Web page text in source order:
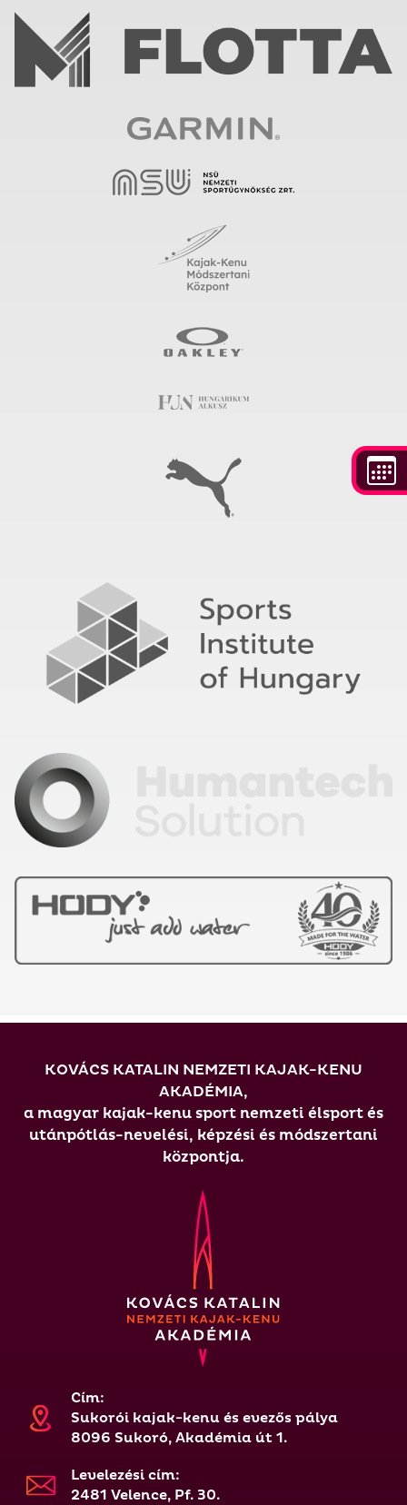
KOVÁCS KATALIN NEMZETI KAJAK-KENU
AKADÉMIA,
a magyar kajak-kenu sport nemzeti élsport és
utánpótlás-nevelési, képzési és módszertani
központja.
Cím:
Sukorói kajak-kenu és evezős pálya
8096 Sukoró, Akadémia út 1.
Levelezési cím:
2481 Velence, Pf. 30.